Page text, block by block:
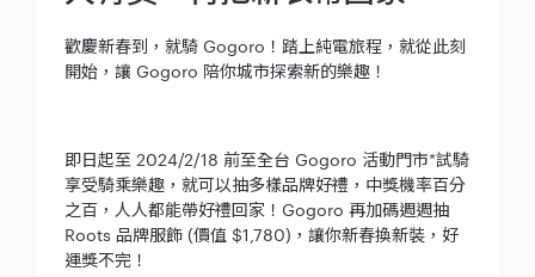
歡慶新春到，就騎 Gogoro！踏上純電旅程，就從此刻
開始，讓 Gogoro 陪你城市探索新的樂趣！
即日起至 2024/2/18 前至全台 Gogoro 活動門市*試騎
享受騎乘樂趣，就可以抽多樣品牌好禮，中獎機率百分
之百，人人都能帶好禮回家！Gogoro 再加碼週週抽
Roots 品牌服飾 (價值 $1,780)，讓你新春換新裝，好
運獎不完！